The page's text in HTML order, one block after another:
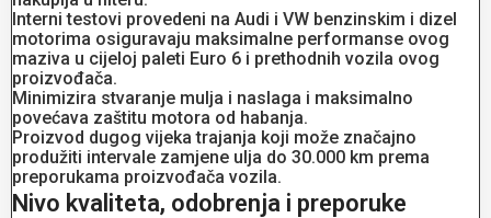
Interni testovi provedeni na Audi i VW benzinskim i dizel
motorima osiguravaju maksimalne performanse ovog
maziva u cijeloj paleti Euro 6 i prethodnih vozila ovog
proizvođača.
Minimizira stvaranje mulja i naslaga i maksimalno
povećava zaštitu motora od habanja.
Proizvod dugog vijeka trajanja koji može značajno
produžiti intervale zamjene ulja do 30.000 km prema
preporukama proizvođača vozila.
Nivo kvaliteta, odobrenja i preporuke